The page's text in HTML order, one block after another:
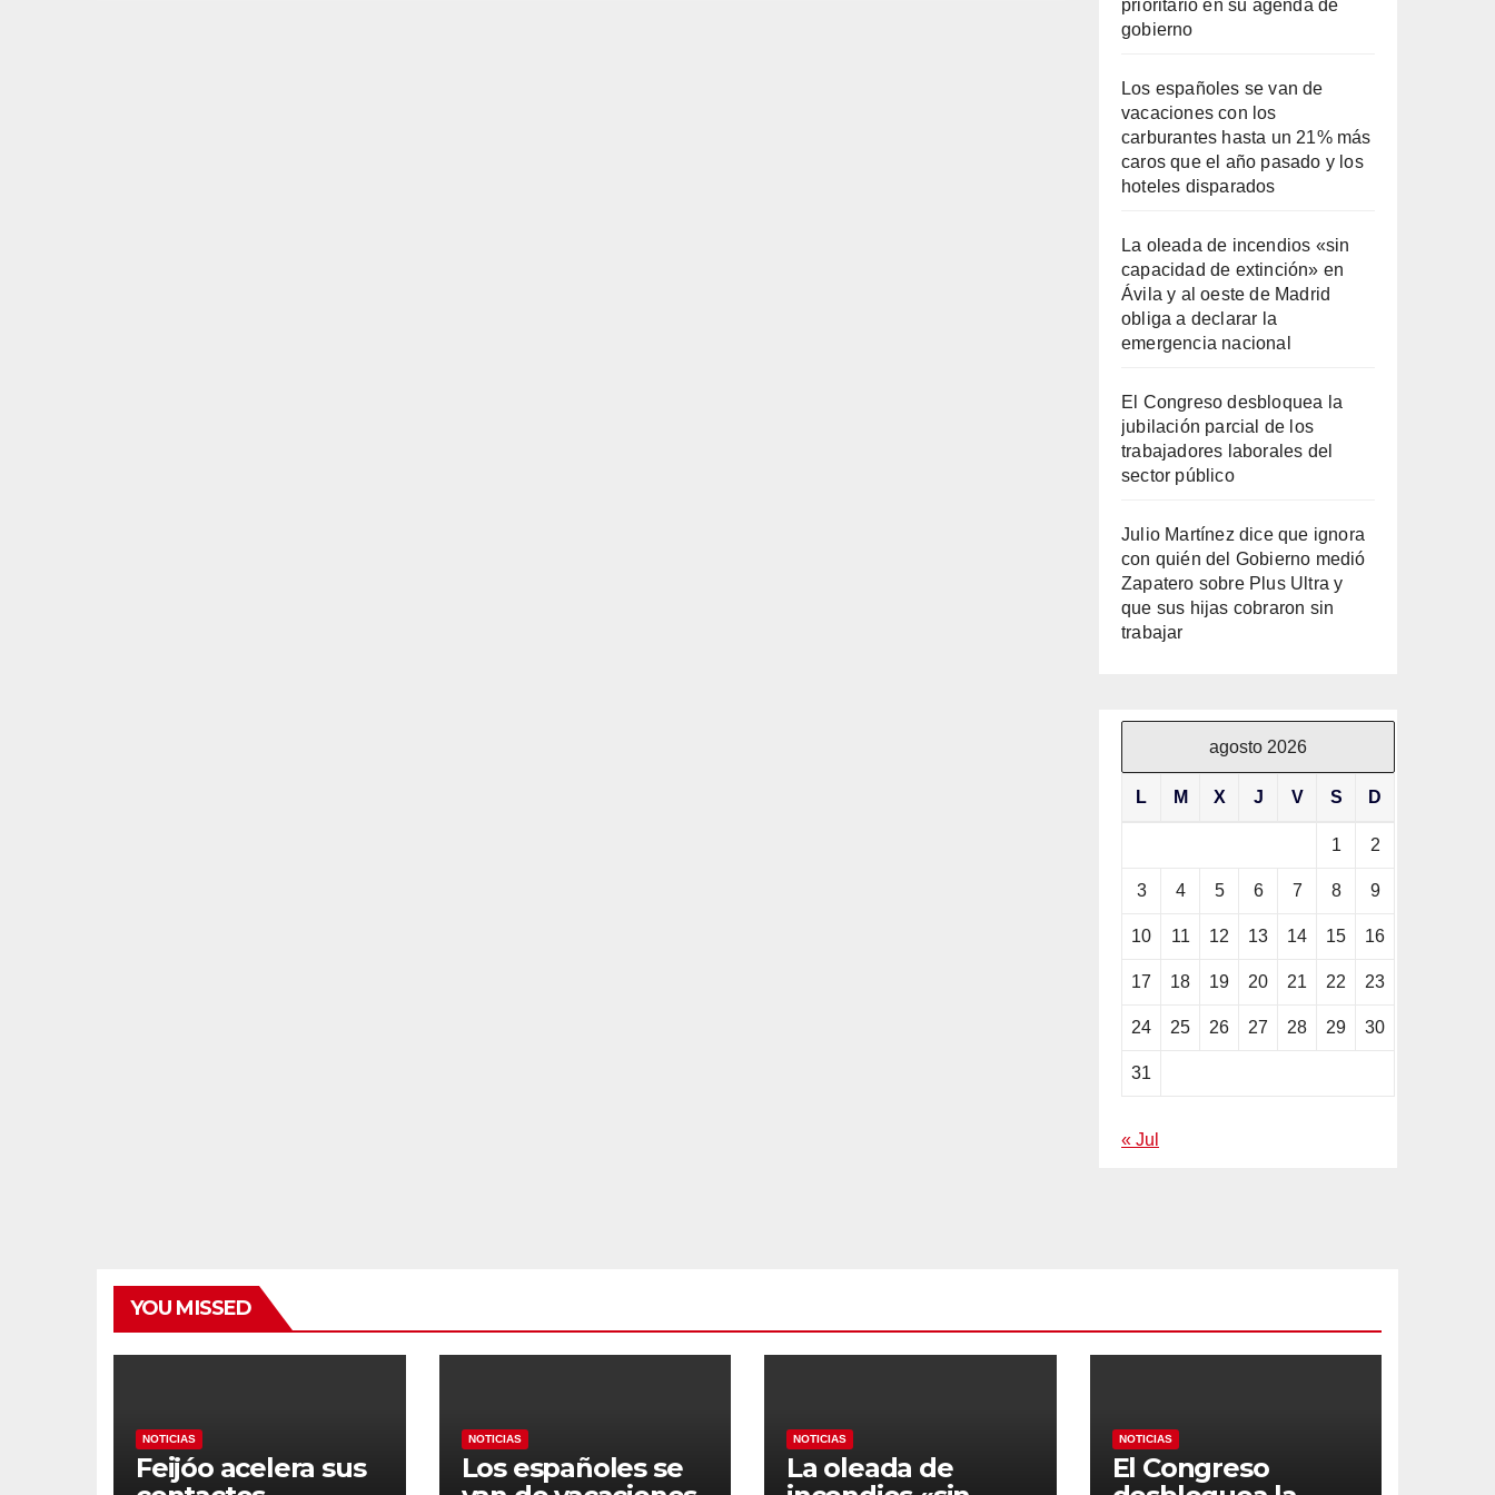
prioritario en su agenda de
gobierno
Los españoles se van de
vacaciones con los
carburantes hasta un 21% más
caros que el año pasado y los
hoteles disparados
La oleada de incendios «sin
capacidad de extinción» en
Ávila y al oeste de Madrid
obliga a declarar la
emergencia nacional
El Congreso desbloquea la
jubilación parcial de los
trabajadores laborales del
sector público
Julio Martínez dice que ignora
con quién del Gobierno medió
Zapatero sobre Plus Ultra y
que sus hijas cobraron sin
trabajar
agosto 2026
L M X J V S D
1 2
3 4 5 6 7 8 9
10 11 12 13 14 15 16
17 18 19 20 21 22 23
24 25 26 27 28 29 30
31
« Jul
YOU MISSED
NOTICIAS
Feijóo acelera sus
NOTICIAS
Los españoles se
NOTICIAS
La oleada de
NOTICIAS
El Congreso